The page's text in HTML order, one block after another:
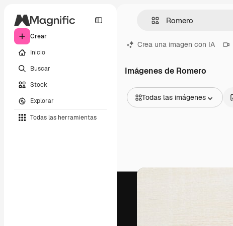
Crear
Inicio
Buscar
Stock
Explorar
Todas las herramientas
Crea una imagen con IA
Imágenes de Romero
Todas las imágenes
Vídeos